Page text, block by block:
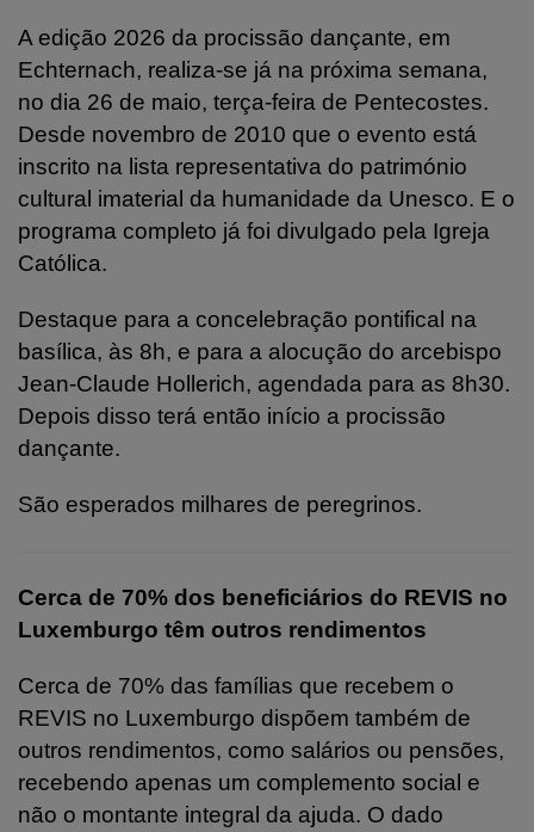
A edição 2026 da procissão dançante, em
Echternach, realiza-se já na próxima semana,
no dia 26 de maio, terça-feira de Pentecostes.
Desde novembro de 2010 que o evento está
inscrito na lista representativa do património
cultural imaterial da humanidade da Unesco. E o
programa completo já foi divulgado pela Igreja
Católica.
Destaque para a concelebração pontifical na
basílica, às 8h, e para a alocução do arcebispo
Jean-Claude Hollerich, agendada para as 8h30.
Depois disso terá então início a procissão
dançante.
São esperados milhares de peregrinos.
Cerca de 70% dos beneficiários do REVIS no
Luxemburgo têm outros rendimentos
Cerca de 70% das famílias que recebem o
REVIS no Luxemburgo dispõem também de
outros rendimentos, como salários ou pensões,
recebendo apenas um complemento social e
não o montante integral da ajuda. O dado